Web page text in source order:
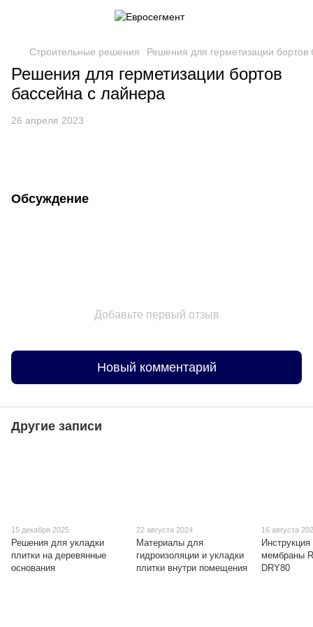
Строительные решения Решения для герметизации бортов
Решения для герметизации бортов
бассейна с лайнера
26 апреля 2023
Обсуждение
Добавьте первый отзыв
Новый комментарий
Другие записи
15 декабря 2025
Решения для укладки
плитки на деревянные
основания
22 августа 2024
Материалы для
гидроизоляции и укладки
плитки внутри помещения
16 августа
мембраны
DRY80